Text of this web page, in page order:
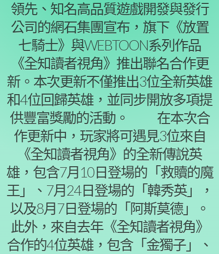
領先、知名高品質遊戲開發與發行
公司的網石集團宣布，旗下《放置
七騎士》與WEBTOON系列作品
《全知讀者視角》推出聯名合作更
新。本次更新不僅推出3位全新英雄
和4位回歸英雄，並同步開放多項提
供豐富獎勵的活動。 在本次合
作更新中，玩家將可遇見3位來自
《全知讀者視角》的全新傳說英
雄，包含7月10日登場的「救贖的魔
王」、7月24日登場的「韓秀英」，
以及8月7日登場的「阿斯莫德」。
此外，來自去年《全知讀者視角》
合作的4位英雄，包含「金獨子」、